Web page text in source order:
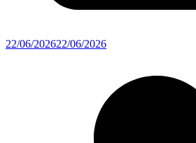
22/06/202622/06/2026